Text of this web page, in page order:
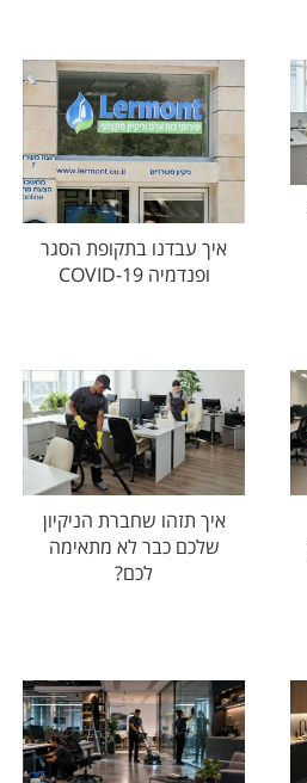
איך עבדנו בתקופת הסגר
ופנדמיה COVID-19
איך תזהו שחברת הניקיון
שלכם כבר לא מתאימה
לכם?